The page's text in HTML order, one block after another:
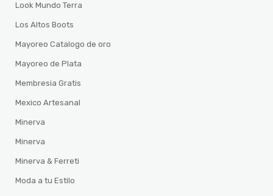
Look Mundo Terra
Los Altos Boots
Mayoreo Catalogo de oro
Mayoreo de Plata
Membresia Gratis
Mexico Artesanal
Minerva
Minerva
Minerva & Ferreti
Moda a tu Estilo